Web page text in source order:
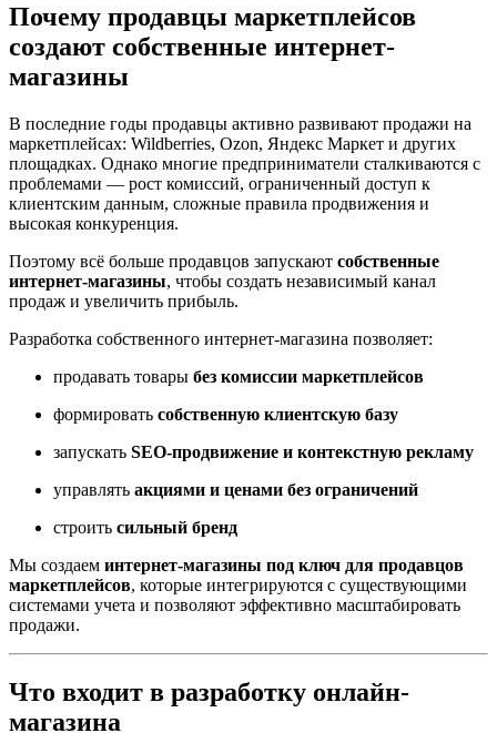
Почему продавцы маркетплейсов
создают собственные интернет-
магазины
В последние годы продавцы активно развивают продажи на
маркетплейсах: Wildberries, Ozon, Яндекс Маркет и других
площадках. Однако многие предприниматели сталкиваются с
проблемами — рост комиссий, ограниченный доступ к
клиентским данным, сложные правила продвижения и
высокая конкуренция.
Поэтому всё больше продавцов запускают собственные
интернет-магазины, чтобы создать независимый канал
продаж и увеличить прибыль.
Разработка собственного интернет-магазина позволяет:
продавать товары без комиссии маркетплейсов
формировать собственную клиентскую базу
запускать SEO-продвижение и контекстную рекламу
управлять акциями и ценами без ограничений
строить сильный бренд
Мы создаем интернет-магазины под ключ для продавцов
маркетплейсов, которые интегрируются с существующими
системами учета и позволяют эффективно масштабировать
продажи.
Что входит в разработку онлайн-
магазина